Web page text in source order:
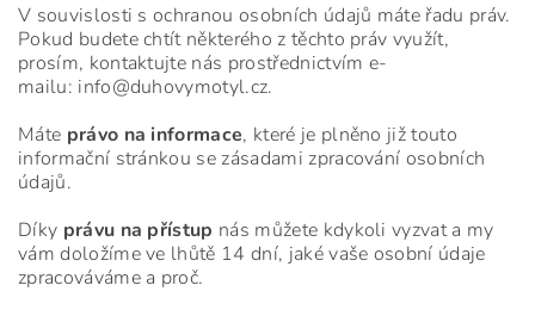
V souvislosti s ochranou osobních údajů máte řadu práv.
Pokud budete chtít některého z těchto práv využít,
prosím, kontaktujte nás prostřednictvím e-
mailu: info@duhovymotyl.cz.
Máte právo na informace, které je plněno již touto
informační stránkou se zásadami zpracování osobních
údajů.
Díky právu na přístup nás můžete kdykoli vyzvat a my
vám doložíme ve lhůtě 14 dní, jaké vaše osobní údaje
zpracováváme a proč.